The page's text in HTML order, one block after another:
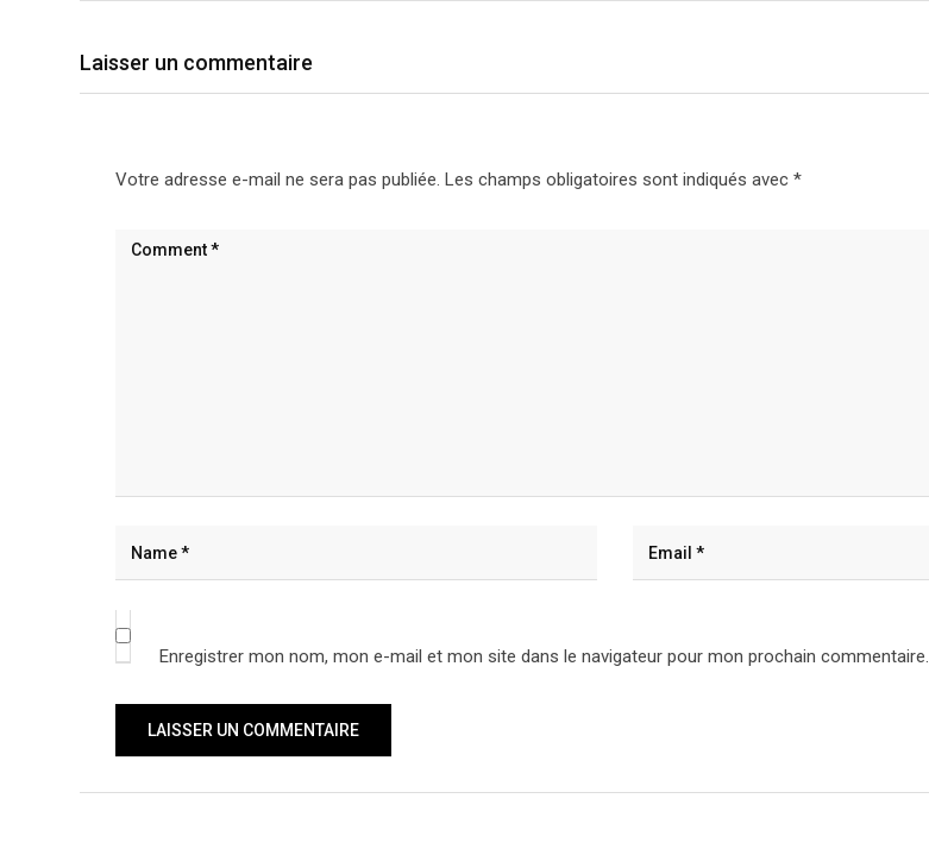
Laisser un commentaire
Votre adresse e-mail ne sera pas publiée. Les champs obligatoires sont indiqués avec *
Enregistrer mon nom, mon e-mail et mon site dans le navigateur pour mon prochain commentaire.